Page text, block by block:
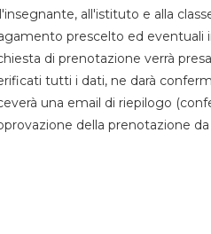
all'istituto e alla
prescelto ed eventuali
di prenotazione verrà
tutti i dati, ne darà
una email di riepilogo
della prenotazione da